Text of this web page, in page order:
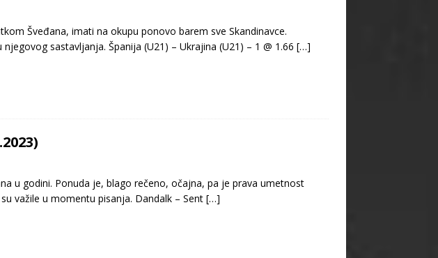
Šveđana, imati na okupu ponovo barem sve Skandinavce.
sastavljanja. Španija (U21) – Ukrajina (U21) – 1 @ 1.66 […]
u godini. Ponuda je, blago rečeno, očajna, pa je prava umetnost
važile u momentu pisanja. Dandalk – Sent […]